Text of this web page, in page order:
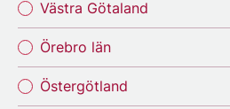
Västra Götaland
Örebro län
Östergötland